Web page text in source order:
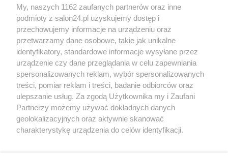
Społeczeństwo
Kultura
X Facebook Instagram Youtube
My, naszych 1162 zaufanych partnerów oraz inne
podmioty z salon24.pl uzyskujemy dostęp i
przechowujemy informacje na urządzeniu oraz
przetwarzamy dane osobowe, takie jak unikalne
identyfikatory, standardowe informacje wysyłane przez
urządzenie czy dane przeglądania w celu zapewniania
spersonalizowanych reklam, wybór spersonalizowanych
treści, pomiar reklam i treści, badanie odbiorców oraz
ulepszanie usług. Za zgodą Użytkownika my i Zaufani
Partnerzy możemy używać dokładnych danych
geolokalizacyjnych oraz aktywnie skanować
charakterystykę urządzenia do celów identyfikacji.